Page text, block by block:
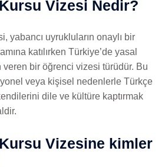
Vizesi Nedir?
yabancı uyrukluların onaylı bir
katılırken Türkiye’de yasal
veren bir öğrenci vizesi türüdür. Bu
veya kişisel nedenlerle Türkçe
dile ve kültüre kaptırmak
Vizesine kimler